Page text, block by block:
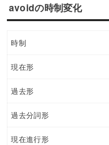
avoidの時制変化
時制
現在形
過去形
過去分詞形
現在進行形